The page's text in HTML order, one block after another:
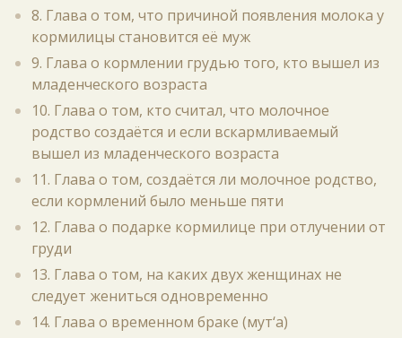
8. Глава о том, что причиной появления молока у
кормилицы становится её муж
9. Глава о кормлении грудью того, кто вышел из
младенческого возраста
10. Глава о том, кто считал, что молочное
родство создаётся и если вскармливаемый
вышел из младенческого возраста
11. Глава о том, создаётся ли молочное родство,
если кормлений было меньше пяти
12. Глава о подарке кормилице при отлучении от
груди
13. Глава о том, на каких двух женщинах не
следует жениться одновременно
14. Глава о временном браке (мут‘а)